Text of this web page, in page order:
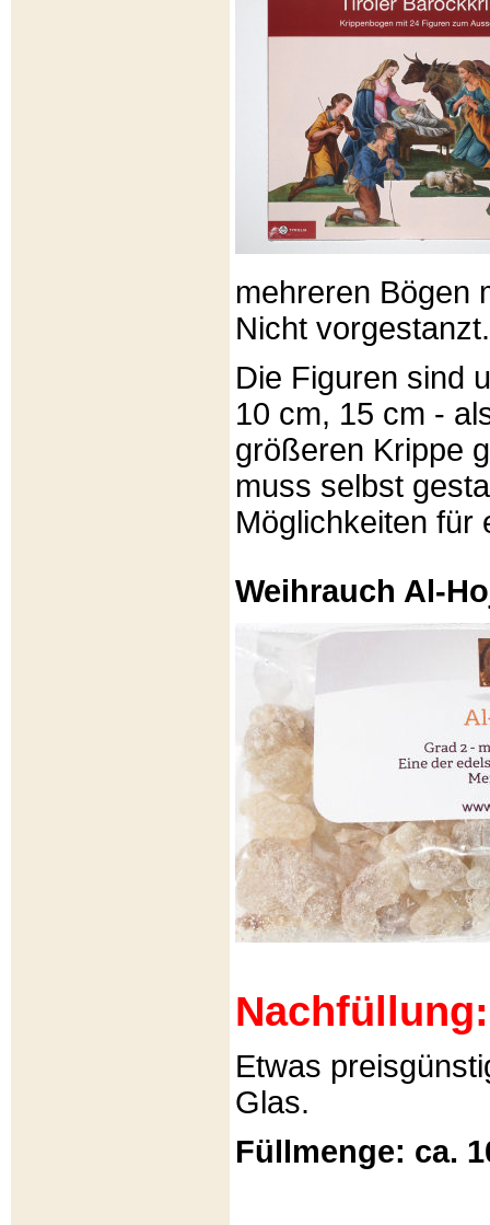
mehreren Bögen
Nicht vorgestanzt.
Die Figuren sind
10 cm, 15 cm -
größeren Krippe
muss selbst
Möglichkeiten für
Weihrauch Al-
Etwas
Glas.
Füllmenge: ca.